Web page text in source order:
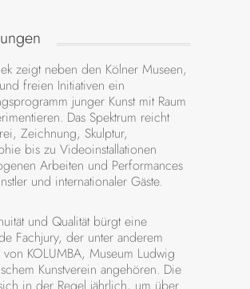
zeigt neben den Kölner Museen,
freien Initiativen ein
junger Kunst mit Raum
Das Spektrum reicht
Zeichnung, Skulptur,
bis zu Videoinstallationen
Arbeiten und Performances
und internationaler Gäste.
und Qualität bürgt eine
Fachjury, der unter anderem
von KOLUMBA, Museum Ludwig
Kunstverein angehören. Die